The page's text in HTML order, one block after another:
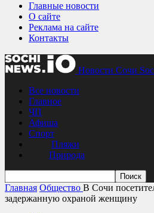
Главные новости
О сайте
Реклама на сайте
Контакты
Новости Сочи
Все новости
Главное
ЧП
Афиша
Спорт
Пляжи
Природа
Главная Общество В Сочи
задержанную охраной женщину